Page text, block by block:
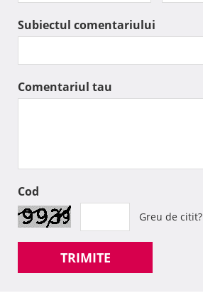
Subiectul comentariului
Comentariul tau
Cod
Greu de citit?
TRIMITE